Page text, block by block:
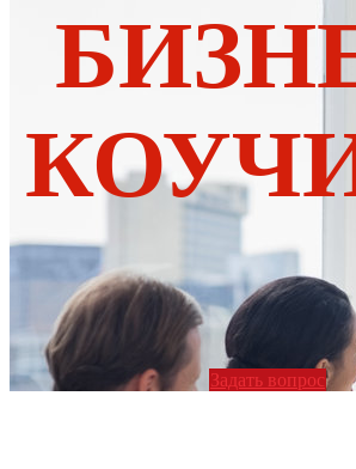
Задать вопрос